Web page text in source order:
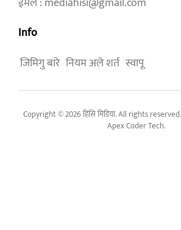
Info
जिमिगु बारे नियम अले शर्त स्वापू
Copyright © 2026 हिसि मिडिया. All rights
Apex Coder Tech.